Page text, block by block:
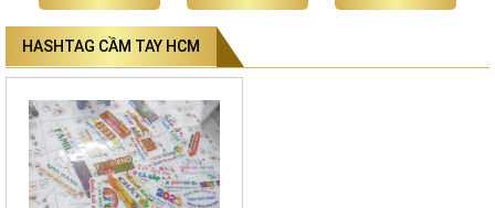
HASHTAG CẦM TAY HCM